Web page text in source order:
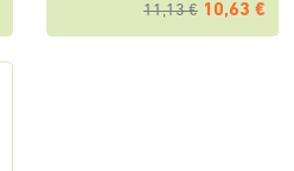
11,13 € 10,63 €